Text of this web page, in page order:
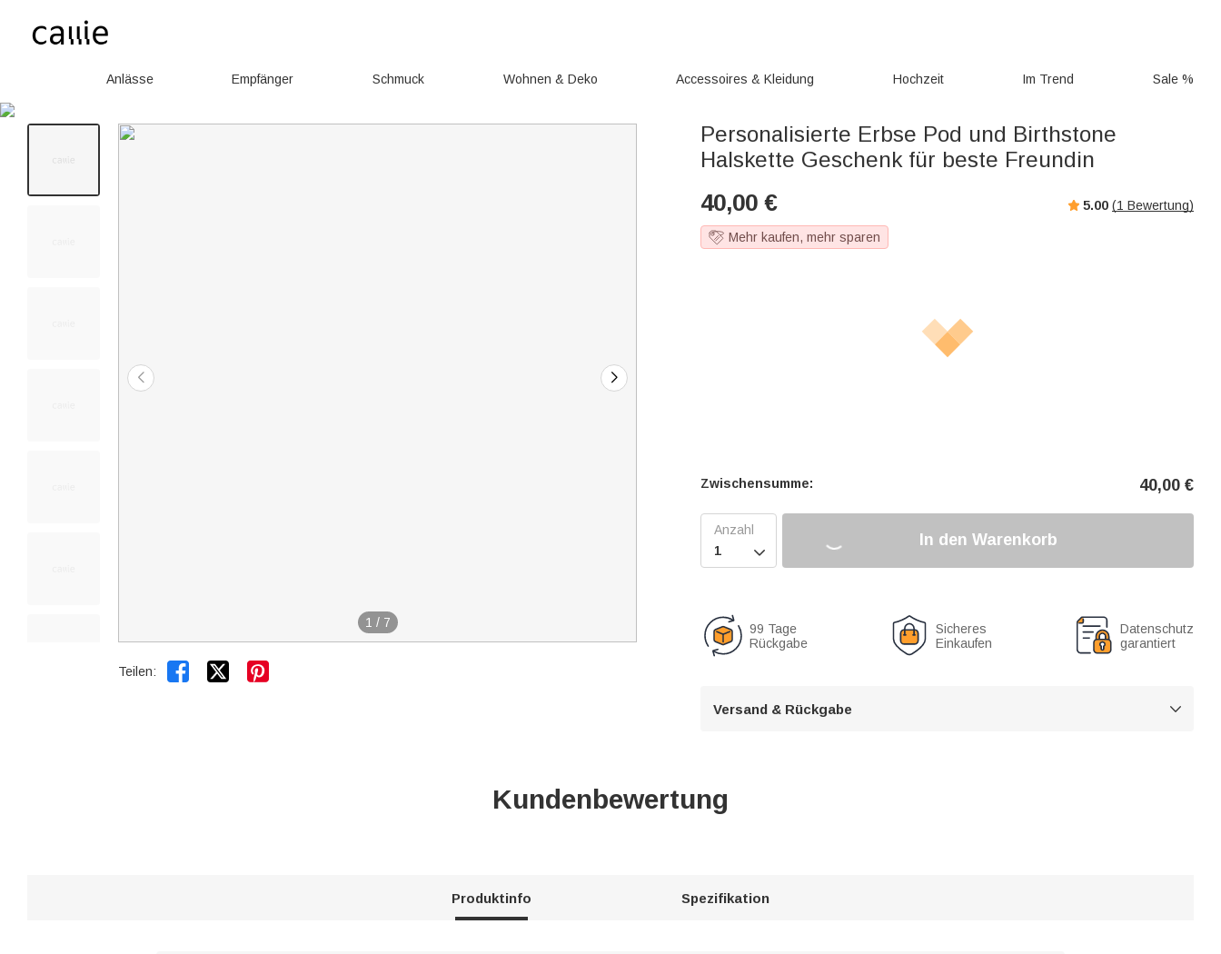
Anlässe Empfänger Schmuck Wohnen & Deko Accessoires & Kleidung Hochzeit Im Trend Sale %
1 / 7
Teilen:  
Personalisierte Erbse Pod und Birthstone
Halskette Geschenk für beste Freundin
40,00 € 5.00 (1 Bewertung)
Mehr kaufen, mehr sparen
Zwischensumme: 40,00 €

In den Warenkorb
99 Tage
Rückgabe
Sicheres
Einkaufen
Datenschutz
garantiert
Versand & Rückgabe 
Kundenbewertung
Produktinfo Spezifikation